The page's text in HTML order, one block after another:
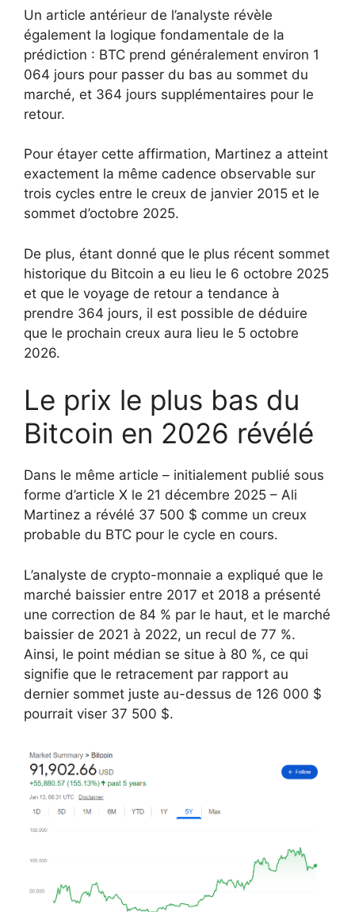
Un article antérieur de l’analyste révèle
également la logique fondamentale de la
prédiction : BTC prend généralement environ 1
064 jours pour passer du bas au sommet du
marché, et 364 jours supplémentaires pour le
retour.
Pour étayer cette affirmation, Martinez a atteint
exactement la même cadence observable sur
trois cycles entre le creux de janvier 2015 et le
sommet d’octobre 2025.
De plus, étant donné que le plus récent sommet
historique du Bitcoin a eu lieu le 6 octobre 2025
et que le voyage de retour a tendance à
prendre 364 jours, il est possible de déduire
que le prochain creux aura lieu le 5 octobre
2026.
Le prix le plus bas du
Bitcoin en 2026 révélé
Dans le même article – initialement publié sous
forme d’article X le 21 décembre 2025 – Ali
Martinez a révélé 37 500 $ comme un creux
probable du BTC pour le cycle en cours.
L’analyste de crypto-monnaie a expliqué que le
marché baissier entre 2017 et 2018 a présenté
une correction de 84 % par le haut, et le marché
baissier de 2021 à 2022, un recul de 77 %.
Ainsi, le point médian se situe à 80 %, ce qui
signifie que le retracement par rapport au
dernier sommet juste au-dessus de 126 000 $
pourrait viser 37 500 $.